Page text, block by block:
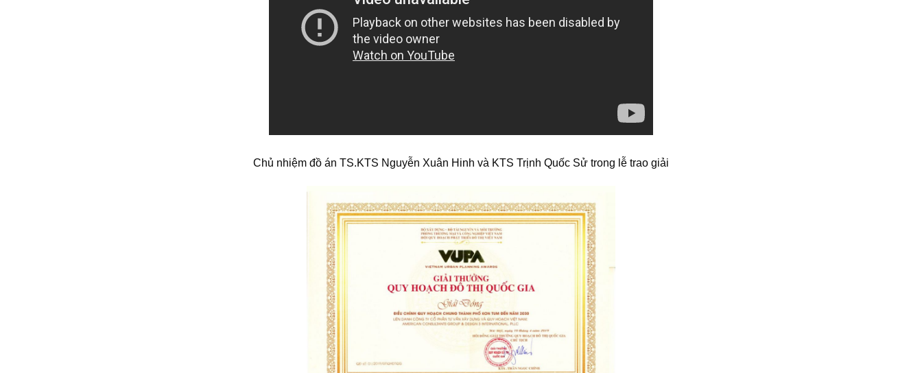
Chủ nhiệm đồ án TS.KTS Nguyễn Xuân Hinh và KTS Trịnh Quốc Sử trong lễ trao giải